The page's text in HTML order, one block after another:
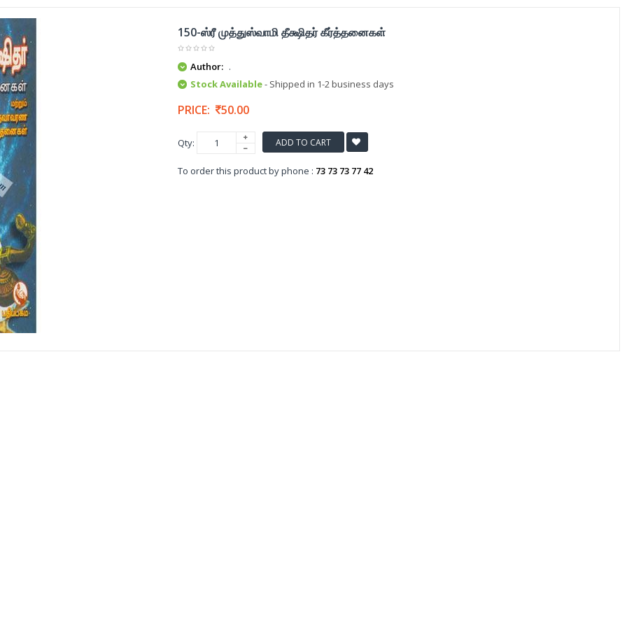
150-ஸ்ரீ முத்துஸ்வாமி தீக்ஷிதர் கீர்த்தனைகள்
Author: .
Stock Available- Shipped in 1-2 business days
PRICE: 50.00
Qty: ADD TO CART
To order this product by phone : 73 73 73 77 42